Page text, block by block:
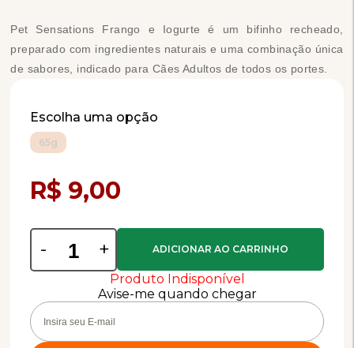
Pet Sensations Frango e Iogurte é um bifinho recheado,
preparado com ingredientes naturais e uma combinação única
de sabores, indicado para Cães Adultos de todos os portes.
Escolha uma opção
65g
R$ 9,00
- +
Produto Indisponível
Avise-me quando chegar